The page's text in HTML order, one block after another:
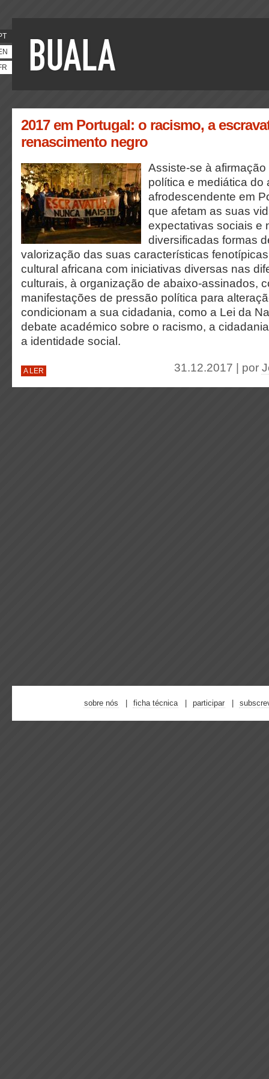
2017 em Portugal: o racismo, a
renascimento negro
Assiste-se à
política e mediática do
afrodescendente em
que afetam as suas
expectativas sociais e
diversificadas formas
valorização das suas características
cultural africana com iniciativas diversas nas
culturais, à organização de abaixo-assinados,
manifestações de pressão política para
condicionam a sua cidadania, como a Lei da
debate académico sobre o racismo, a
a identidade social.
A LER 31.12.2017 | por
sobre nós ficha técnica participar